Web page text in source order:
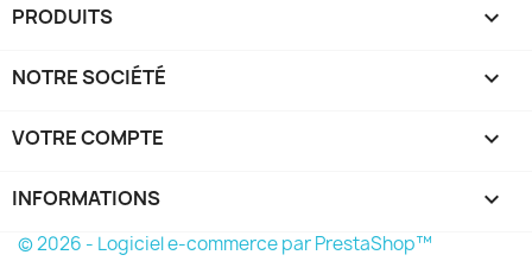
PRODUITS 
NOTRE SOCIÉTÉ 
VOTRE COMPTE 
INFORMATIONS keyboard_arrow_down
© 2026 - Logiciel e-commerce par PrestaShop™